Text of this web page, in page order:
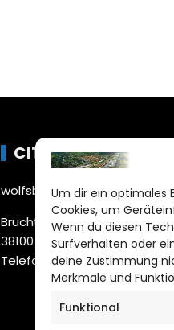
Um dir ein optimales
Cookies, um
Wenn du diesen
Surfverhalten oder
deine Zustimmung
Merkmale und
Funktional
CITYLIFE!
wolfsburg@citylifemedien.de
Bruchtorwall 12
38100 Braunschweig
Telefon: 0531 387220 – 65